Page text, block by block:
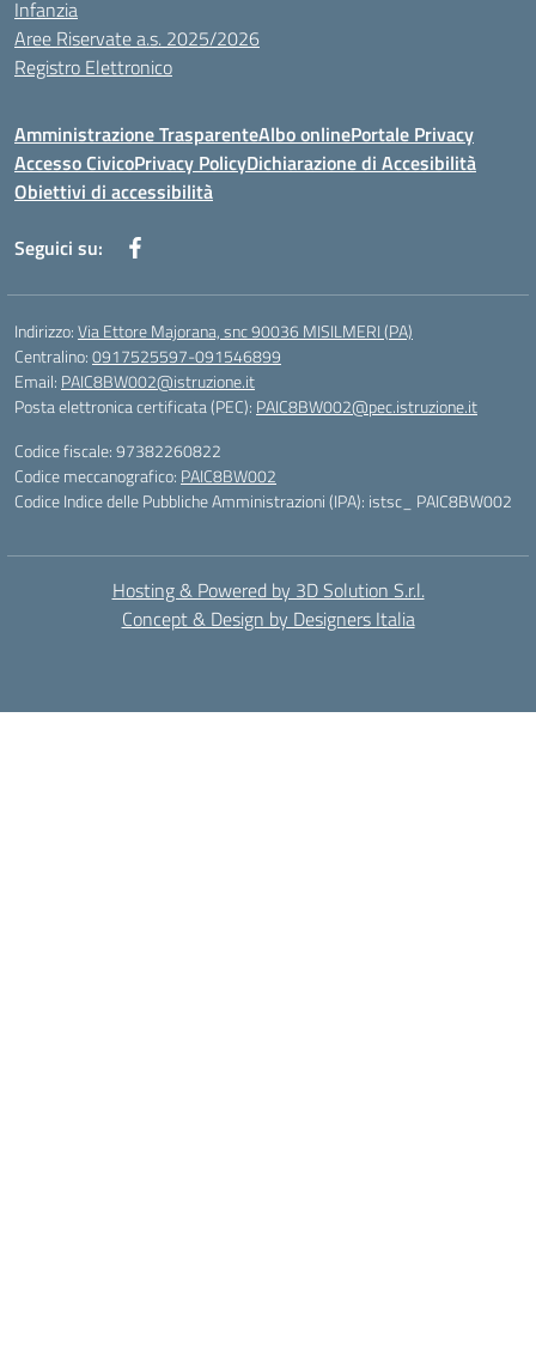
Infanzia
Aree Riservate a.s. 2025/2026
Registro Elettronico
Amministrazione TrasparenteAlbo onlinePortale Privacy
Accesso CivicoPrivacy PolicyDichiarazione di Accesibilità
Obiettivi di accessibilità
Seguici su:
Indirizzo:Via Ettore Majorana, snc 90036 MISILMERI (PA)
Centralino:0917525597-091546899
Email: PAIC8BW002@istruzione.it
Posta elettronica certificata (PEC): PAIC8BW002@pec.istruzione.it
Codice fiscale: 97382260822
Codice meccanografico: PAIC8BW002
Codice Indice delle Pubbliche Amministrazioni (IPA): istsc_ PAIC8BW002
Hosting & Powered by 3D Solution S.r.l.
Concept & Design by Designers Italia